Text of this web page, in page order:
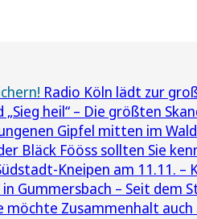
Radio Köln lädt zur
heil“ – Die größten
Gipfel mitten im Wald
Bläck Fööss sollten Sie
Kneipen am 11.11. –
in Gummersbach – Seit
möchte Zusammenhalt